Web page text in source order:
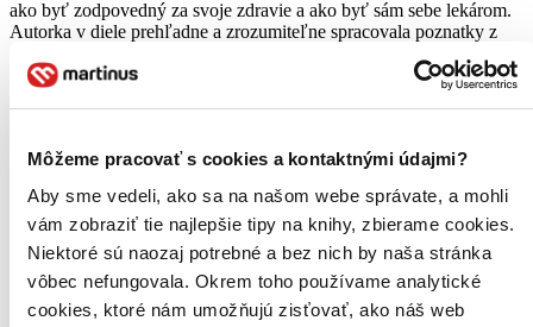
Môžeme pracovať s cookies a kontaktnými údajmi?
Aby sme vedeli, ako sa na našom webe správate, a mohli
vám zobraziť tie najlepšie tipy na knihy, zbierame cookies.
Niektoré sú naozaj potrebné a bez nich by naša stránka
vôbec nefungovala. Okrem toho používame analytické
cookies, ktoré nám umožňujú zisťovať, ako náš web
ako byť zodpovedný za svoje zdravie a ako byť sám sebe lekárom.
Autorka v diele prehľadne a zrozumiteľne spracovala poznatky z
17,80 €
Túto knihu máme síce aktuálne na sklade, máme však už iba
Dodanie ďalších môže trvať dlhšie, zvyčajne do dvoch dní.
Pridať do zoznamu
Vložiť do košíka
MP3 na stiahnutie
17,00 €
Ihneď na stiahnutie